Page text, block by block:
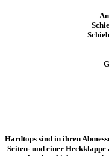
Hardtops sind in ihren
Seiten- und einer Heckklappe